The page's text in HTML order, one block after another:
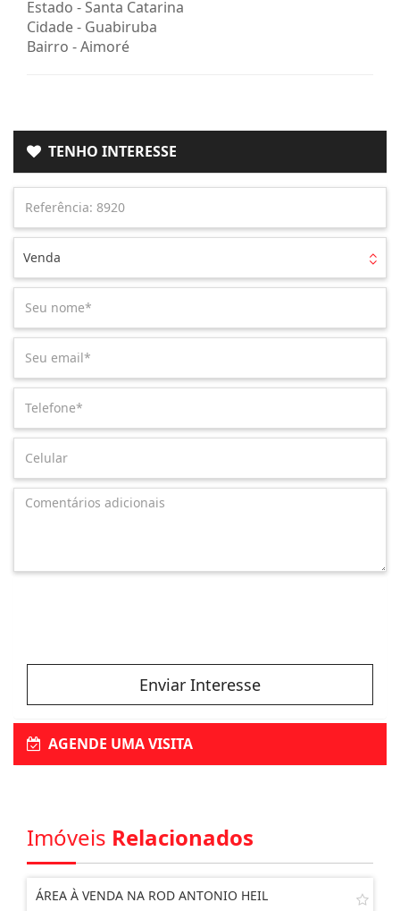
Estado -Santa Catarina
Cidade - Guabiruba
Bairro -Aimoré
TENHO INTERESSE
Venda
Enviar Interesse
AGENDE UMA VISITA
Imóveis Relacionados
ÁREA À VENDA NA ROD ANTONIO HEIL